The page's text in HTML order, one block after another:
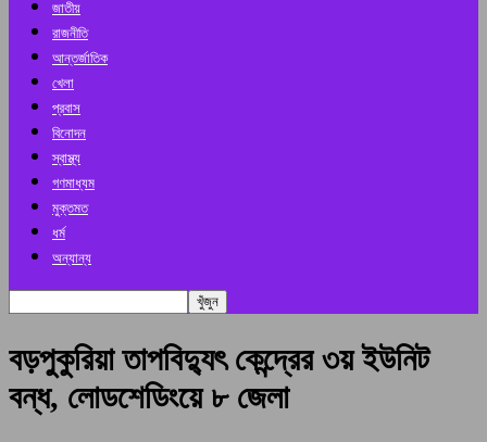
জাতীয়
রাজনীতি
আন্তর্জাতিক
খেলা
প্রবাস
বিনোদন
স্বাস্থ্য
গণমাধ্যম
মুক্তমত
ধর্ম
অন্যান্য
বড়পুকুরিয়া তাপবিদ্যুৎ কেন্দ্রের ৩য় ইউনিট
বন্ধ, লোডশেডিংয়ে ৮ জেলা